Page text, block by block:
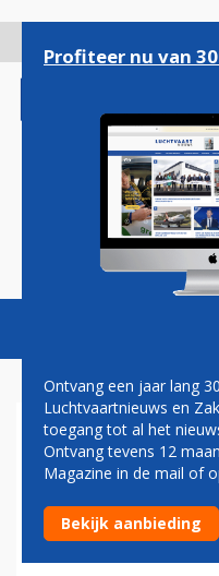
gaan
Magazine
IK GA DEZE
VAKANTIE
VLIEGTUIG
Profiteer nu van
Ontvang een jaar lang
Luchtvaartnieuws en
toegang tot al het
Ontvang tevens 12
Magazine in de mail of
Bekijk aanbieding